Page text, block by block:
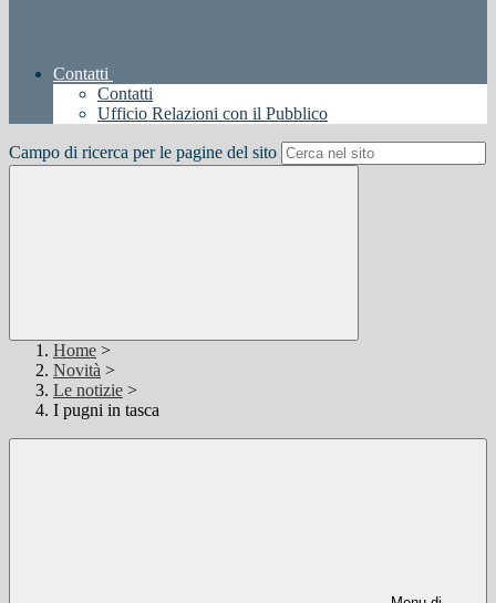
Contatti
Contatti
Ufficio Relazioni con il Pubblico
Campo di ricerca per le pagine del sito
Home >
Novità >
Le notizie >
I pugni in tasca